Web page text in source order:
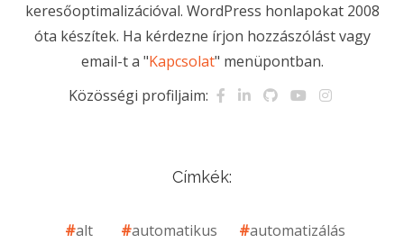
keresőoptimalizációval. WordPress honlapokat 2008
óta készítek. Ha kérdezne írjon hozzászólást vagy
email-t a "Kapcsolat" menüpontban.
Közösségi profiljaim:
Címkék:
alt automatikus automatizálás